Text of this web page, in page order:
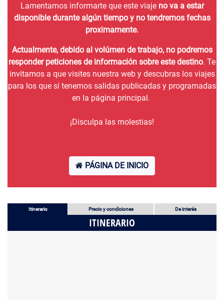
Lamentamos informarte que este viaje no va a estar
disponible durante algún tiempo y no tendremos fechas
proximamente.
Actualmente, debido al volúmen de trabajo, no podremos
responder peticiones de información sobre este destino. Te
invitamos a que visites nuestra web y descubras los viajes
para los que sí tenemos salidas publicadas y programadas
en la página principal.
¡Disculpa las molestias!
PÁGINA DE INICIO
Itinerario Precio y condiciones De interés
ITINERARIO